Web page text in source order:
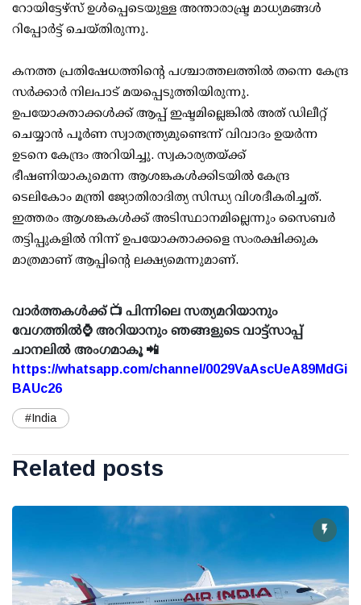
റോയിട്ടേഴ്സ് ഉൾപ്പെടെയുള്ള അന്താരാഷ്ട്ര മാധ്യമങ്ങൾ
റിപ്പോർട്ട് ചെയ്തിരുന്നു.
കനത്ത പ്രതിഷേധത്തിന്റെ പശ്ചാത്തലത്തിൽ തന്നെ കേന്ദ്ര
സർക്കാർ നിലപാട് മയപ്പെടുത്തിയിരുന്നു.
ഉപയോക്താക്കൾക്ക് ആപ്പ് ഇഷ്ടമില്ലെങ്കിൽ അത് ഡിലീറ്റ്
ചെയ്യാൻ പൂർണ സ്വാതന്ത്ര്യമുണ്ടെന്ന് വിവാദം ഉയർന്ന
ഉടനെ കേന്ദ്രം അറിയിച്ചു. സ്വകാര്യതയ്ക്ക്
ഭീഷണിയാകുമെന്ന ആശങ്കകൾക്കിടയിൽ കേന്ദ്ര
ടെലികോം മന്ത്രി ജ്യോതിരാദിത്യ സിന്ധ്യ വിശദീകരിച്ചത്.
ഇത്തരം ആശങ്കകൾക്ക് അടിസ്ഥാനമില്ലെന്നും സൈബർ
തട്ടിപ്പുകളിൽ നിന്ന് ഉപയോക്താക്കളെ സംരക്ഷിക്കുക
മാത്രമാണ് ആപ്പിന്റെ ലക്ഷ്യമെന്നുമാണ്.
വാർത്തകൾക്ക് 📺 പിന്നിലെ സത്യമറിയാനും
വേഗത്തിൽ⌚ അറിയാനും ഞങ്ങളുടെ വാട്ട്സാപ്പ്
ചാനലിൽ അംഗമാകൂ 📲
https://whatsapp.com/channel/0029VaAscUeA89MdGi
BAUc26
#India
Related posts